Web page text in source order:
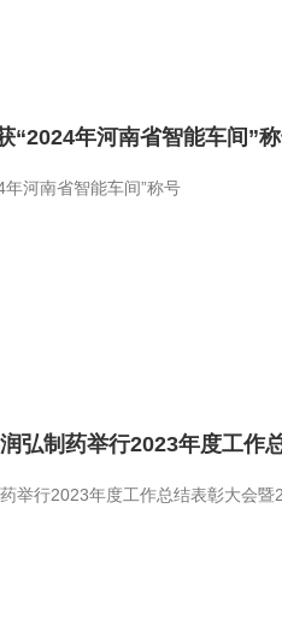
“2024年河南省智能车间”
河南省智能车间”称号
弘制药举行2023年度工作
行2023年度工作总结表彰大会暨